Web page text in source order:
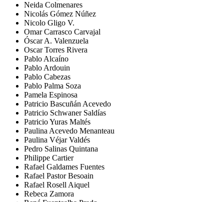
Neida Colmenares
Nicolás Gómez Núñez
Nicolo Gligo V.
Omar Carrasco Carvajal
Óscar A. Valenzuela
Oscar Torres Rivera
Pablo Alcaíno
Pablo Ardouin
Pablo Cabezas
Pablo Palma Soza
Pamela Espinosa
Patricio Bascuñán Acevedo
Patricio Schwaner Saldías
Patricio Yuras Maltés
Paulina Acevedo Menanteau
Paulina Véjar Valdés
Pedro Salinas Quintana
Philippe Cartier
Rafael Galdames Fuentes
Rafael Pastor Besoain
Rafael Rosell Aiquel
Rebeca Zamora